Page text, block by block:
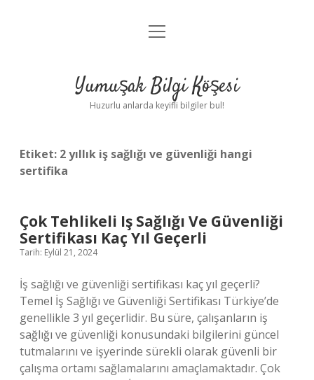
Anasayfa
Yasal Uyarı
menüyü
Yumuşak Bilgi Köşesi
Huzurlu anlarda keyifli bilgiler bul!
Etiket: 2 yıllık iş sağlığı ve güvenliği hangi
sertifika
Çok Tehlikeli Iş Sağlığı Ve Güvenliği
Sertifikası Kaç Yıl Geçerli
Tarih: Eylül 21, 2024
İş sağlığı ve güvenliği sertifikası kaç yıl geçerli?
Temel İş Sağlığı ve Güvenliği Sertifikası Türkiye’de
genellikle 3 yıl geçerlidir. Bu süre, çalışanların iş
sağlığı ve güvenliği konusundaki bilgilerini güncel
tutmalarını ve işyerinde sürekli olarak güvenli bir
çalışma ortamı sağlamalarını amaçlamaktadır. Çok